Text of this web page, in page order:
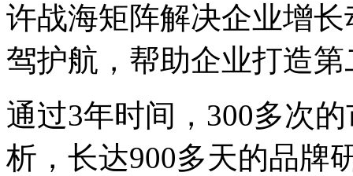
许战海矩阵解决企业增
驾护航，帮助企业打造
通过3年时间，300多次
析，长达900多天的品牌